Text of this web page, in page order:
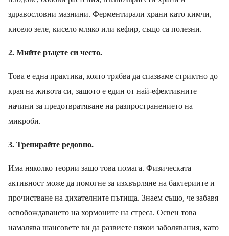
здравословни мазнини. Ферментирали храни като кимчи,
кисело зеле, кисело мляко или кефир, също са полезни.
2. Мийте ръцете си често.
Това е една практика, която трябва да спазваме стриктно до
края на живота си, защото е един от най-ефективните
начини за предотвратяване на разпространението на
микроби.
3. Тренирайте редовно.
Има няколко теории защо това помага. Физическата
активност може да помогне за изхвърляне на бактериите и
прочистване на дихателните пътища. Знаем също, че забавя
освобождаването на хормоните на стреса. Освен това
намалява шансовете ви да развиете някои заболявания, като